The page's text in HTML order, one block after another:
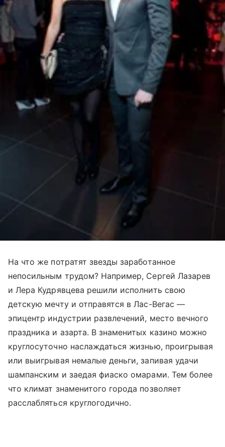
На что же потратят звезды заработанное
непосильным трудом? Например, Сергей Лазарев
и Лера Кудрявцева решили исполнить свою
детскую мечту и отправятся в Лас-Вегас —
эпицентр индустрии развлечений, место вечного
праздника и азарта. В знаменитых казино можно
круглосуточно наслаждаться жизнью, проигрывая
или выигрывая немалые деньги, запивая удачи
шампанским и заедая фиаско омарами. Тем более
что климат знаменитого города позволяет
расслабляться круглогодично.